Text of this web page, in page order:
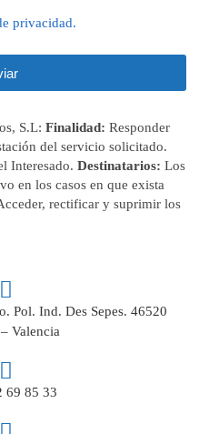
privacidad.
S.L: Finalidad: Responder
del servicio solicitado.
Interesado. Destinatarios: Los
en los casos en que exista
rectificar y suprimir los
Pol. Ind. Des Sepes. 46520
Valencia
69 85 33